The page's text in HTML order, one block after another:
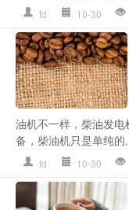
fd 10-30
油机不一样，柴油发
备，柴油机只是单纯的
fd 10-30